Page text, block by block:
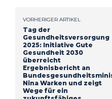
VORHERIGER ARTIKEL
Tag der
Gesundheitsversorgung
2025: Initiative Gute
Gesundheit 2030
überreicht
Ergebnisbericht an
Nina Warken und zeigt
Wege für ein